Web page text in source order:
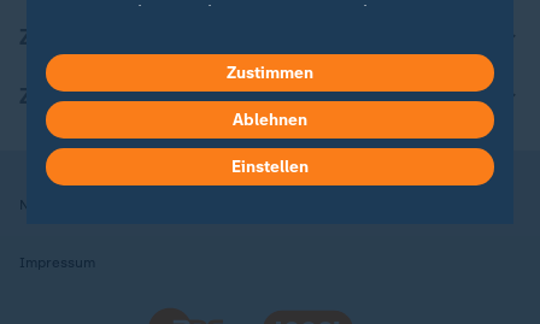
ZDFheute Apps
Nutzungsbedingungen
Impressum
welchen nicht. Deine Datenschutzeinstellungen
in deinen Einstellungen widerrufen oder ändern.
Hier findest du das Impressum.
Weitere Informationen findest du in unserer
Datenschutzerklärung.
Zustimmen
Ablehnen
Einstellen